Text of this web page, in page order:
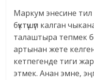
Маркум энесине тил
бүктүшүп калган
талаштыра тепмек
артынан жете
кетпегенде тиги
этмек. Анан эмне,